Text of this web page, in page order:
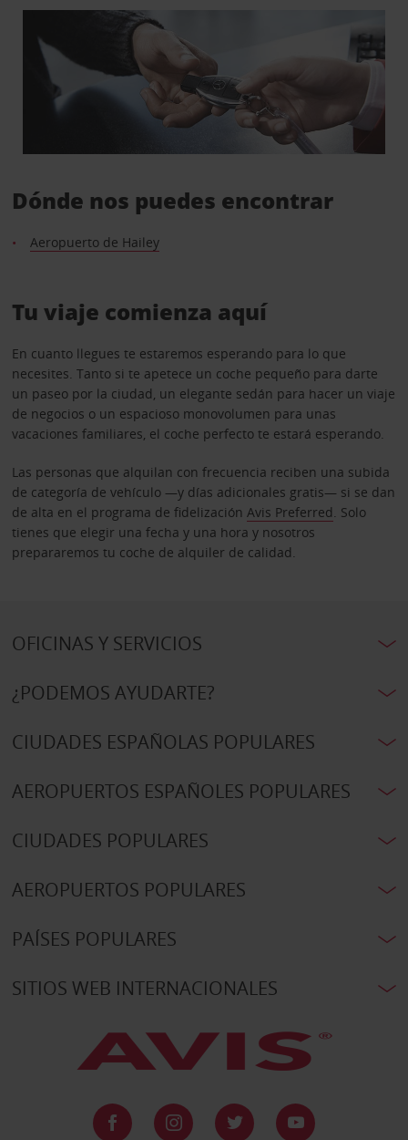
Dónde nos puedes encontrar
Aeropuerto de Hailey
Tu viaje comienza aquí
En cuanto llegues te estaremos esperando para lo que
necesites. Tanto si te apetece un coche pequeño para darte
un paseo por la ciudad, un elegante sedán para hacer un viaje
de negocios o un espacioso monovolumen para unas
vacaciones familiares, el coche perfecto te estará esperando.
Las personas que alquilan con frecuencia reciben una subida
de categoría de vehículo —y días adicionales gratis— si se dan
de alta en el programa de fidelización Avis Preferred. Solo
tienes que elegir una fecha y una hora y nosotros
prepararemos tu coche de alquiler de calidad.
OFICINAS Y SERVICIOS
¿PODEMOS AYUDARTE?
CIUDADES ESPAÑOLAS POPULARES
AEROPUERTOS ESPAÑOLES POPULARES
CIUDADES POPULARES
AEROPUERTOS POPULARES
PAÍSES POPULARES
SITIOS WEB INTERNACIONALES